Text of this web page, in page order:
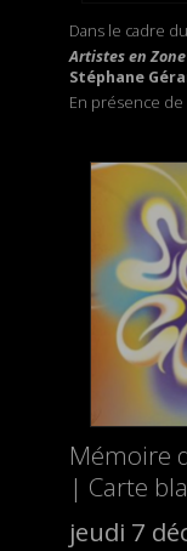
Dans le cadre
Artistes en
Stéphane
En présence
Mémoire
| Carte
jeudi 7